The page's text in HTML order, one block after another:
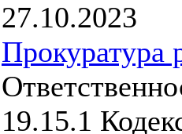
27.10.2023
Прокуратура
19.15.1